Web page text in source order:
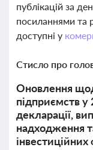
публікацій за
посиланнями та
доступні у
Стисло про
Оновлення
підприємств у
декларації,
надходження
інвестиційних